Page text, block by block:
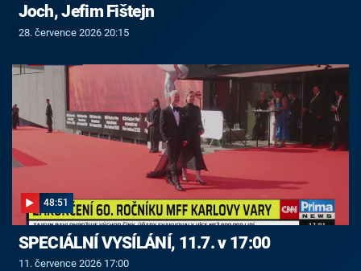
Joch, Jefim Fištejn
28. července 2026 20:15
48:51
SPECIÁLNÍ VYSÍLÁNÍ, 11.7. v 17:00
11. července 2026 17:00